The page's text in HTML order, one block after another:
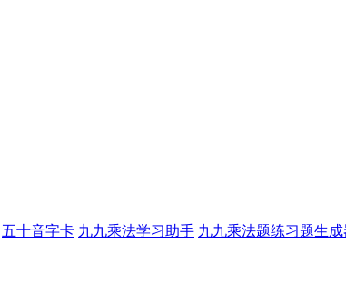
五十音字卡 九九乘法学习助手 九九乘法题练习题生成